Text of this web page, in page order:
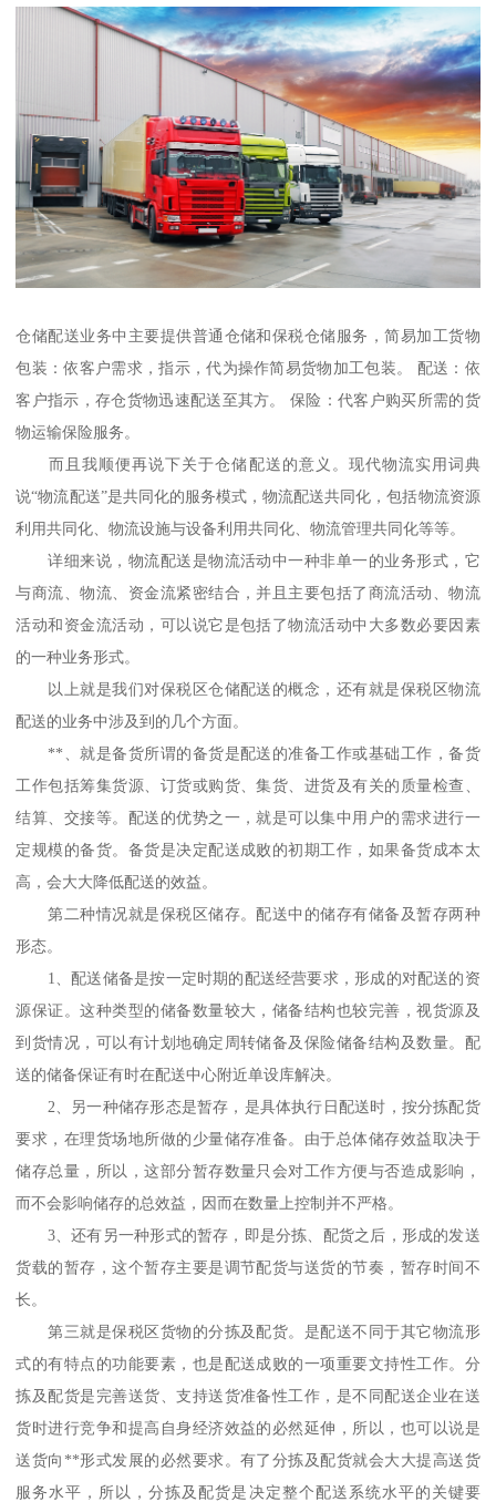
仓储配送业务中主要提供普通仓储和保税仓储服务，简易加工货物
包装：依客户需求，指示，代为操作简易货物加工包装。 配送：依
客户指示，存仓货物迅速配送至其方。 保险：代客户购买所需的货
物运输保险服务。
而且我顺便再说下关于仓储配送的意义。现代物流实用词典
说“物流配送”是共同化的服务模式，物流配送共同化，包括物流资源
利用共同化、物流设施与设备利用共同化、物流管理共同化等等。
详细来说，物流配送是物流活动中一种非单一的业务形式，它
与商流、物流、资金流紧密结合，并且主要包括了商流活动、物流
活动和资金流活动，可以说它是包括了物流活动中大多数必要因素
的一种业务形式。
以上就是我们对保税区仓储配送的概念，还有就是保税区物流
配送的业务中涉及到的几个方面。
**、就是备货所谓的备货是配送的准备工作或基础工作，备货
工作包括筹集货源、订货或购货、集货、进货及有关的质量检查、
结算、交接等。配送的优势之一，就是可以集中用户的需求进行一
定规模的备货。备货是决定配送成败的初期工作，如果备货成本太
高，会大大降低配送的效益。
第二种情况就是保税区储存。配送中的储存有储备及暂存两种
形态。
1、配送储备是按一定时期的配送经营要求，形成的对配送的资
源保证。这种类型的储备数量较大，储备结构也较完善，视货源及
到货情况，可以有计划地确定周转储备及保险储备结构及数量。配
送的储备保证有时在配送中心附近单设库解决。
2、另一种储存形态是暂存，是具体执行日配送时，按分拣配货
要求，在理货场地所做的少量储存准备。由于总体储存效益取决于
储存总量，所以，这部分暂存数量只会对工作方便与否造成影响，
而不会影响储存的总效益，因而在数量上控制并不严格。
3、还有另一种形式的暂存，即是分拣、配货之后，形成的发送
货载的暂存，这个暂存主要是调节配货与送货的节奏，暂存时间不
长。
第三就是保税区货物的分拣及配货。是配送不同于其它物流形
式的有特点的功能要素，也是配送成败的一项重要文持性工作。分
拣及配货是完善送货、支持送货准备性工作，是不同配送企业在送
货时进行竞争和提高自身经济效益的必然延伸，所以，也可以说是
送货向**形式发展的必然要求。有了分拣及配货就会大大提高送货
服务水平，所以，分拣及配货是决定整个配送系统水平的关键要